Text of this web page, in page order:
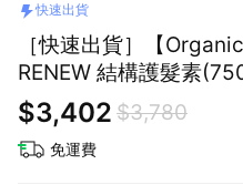
快速出貨
［快速出貨］【
RENEW 結構護髮素
$3,402 $3,780
免運費